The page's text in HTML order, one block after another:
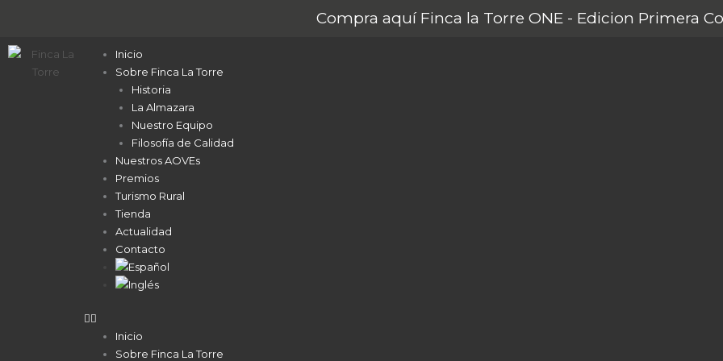
contenido
Compra aquí Finca la Torre ONE - Edicion Primera
Inicio
Sobre Finca La Torre
Historia
La Almazara
Nuestro Equipo
Filosofía de Calidad
Nuestros AOVEs
Premios
Turismo Rural
Tienda
Actualidad
Contacto
Inicio
Sobre Finca La Torre